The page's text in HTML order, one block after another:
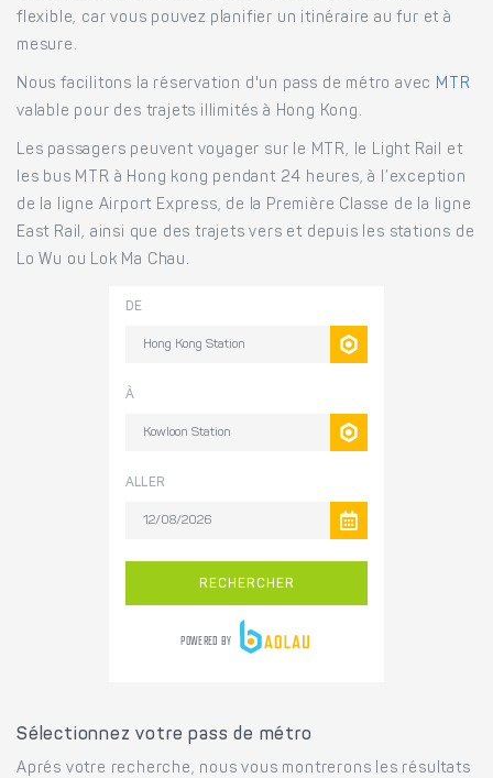
flexible, car vous pouvez planifier un itinéraire au fur et à
mesure.
Nous facilitons la réservation d'un pass de métro avec MTR
valable pour des trajets illimités à Hong Kong.
Les passagers peuvent voyager sur le MTR, le Light Rail et
les bus MTR à Hong kong pendant 24 heures, à l’exception
de la ligne Airport Express, de la Première Classe de la ligne
East Rail, ainsi que des trajets vers et depuis les stations de
Lo Wu ou Lok Ma Chau.
Sélectionnez votre pass de métro
Aprés votre recherche, nous vous montrerons les résultats